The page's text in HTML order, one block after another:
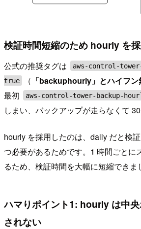
検証時間短縮のため hourly を
公式の推奨タグは
aws-control-
true
（ 「backuphourly」とハイフ
最初
aws-control-tower-backup-
しまい、バックアップが走らなくて 30
hourly を採用したのは、daily だと検
つ必要があるためです。1 時間ごとに
るため、検証時間を大幅に短縮できま
ハマりポイント1: hourly は中
されない